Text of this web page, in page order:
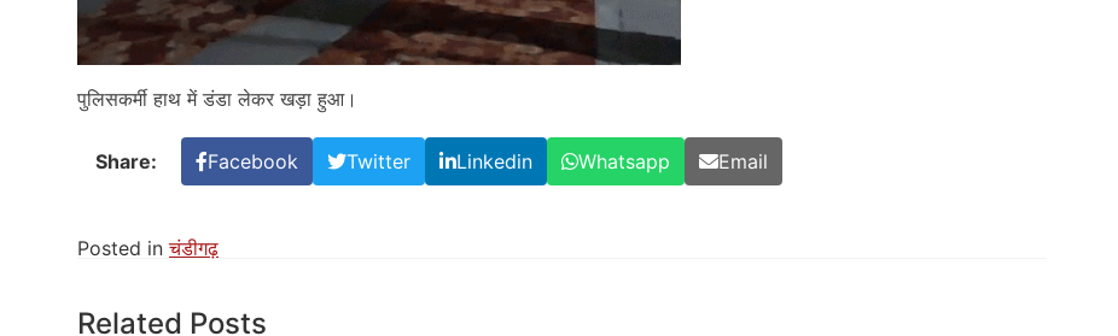
पुलिसकर्मी हाथ में डंडा लेकर खड़ा हुआ।
Share: Facebook Twitter Linkedin Whatsapp Email
Posted inचंडीगढ़
Related Posts